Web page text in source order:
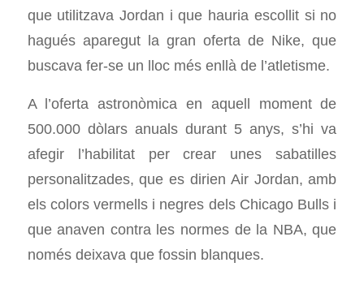
que utilitzava Jordan i que hauria escollit si no
hagués aparegut la gran oferta de Nike, que
buscava fer-se un lloc més enllà de l’atletisme.
A l’oferta astronòmica en aquell moment de
500.000 dòlars anuals durant 5 anys, s’hi va
afegir l’habilitat per crear unes sabatilles
personalitzades, que es dirien Air Jordan, amb
els colors vermells i negres dels Chicago Bulls i
que anaven contra les normes de la NBA, que
només deixava que fossin blanques.